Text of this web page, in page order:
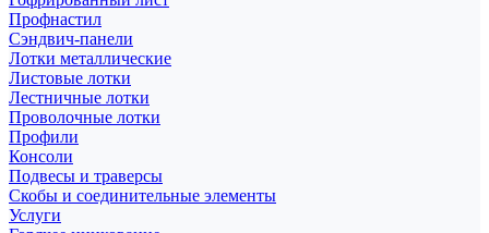
Профнастил
Сэндвич-панели
Лотки металлические
Листовые лотки
Лестничные лотки
Проволочные лотки
Профили
Консоли
Подвесы и траверсы
Скобы и соединительные элементы
Услуги